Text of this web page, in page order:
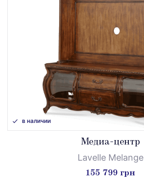
в наличии
Медиа-центр
Lavelle Melange
155 799 грн